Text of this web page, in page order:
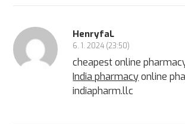
HenryfaL
6. 1. 2024 (23:50)
cheapest online
India pharmacyonline
indiapharm.llc